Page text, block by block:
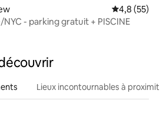
Évaluation
4,8 (55)
- parking gratuit + PISCINE
Lieux incontournables à